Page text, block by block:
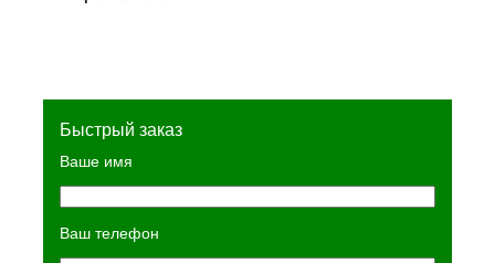
Быстрый заказ
Ваше имя
Ваш телефон